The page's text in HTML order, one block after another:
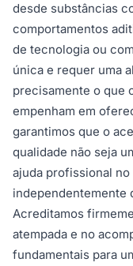
desde substâncias
comportamentos
de tecnologia ou
única e requer uma
precisamente o que
empenham em
garantimos que o
qualidade não seja
ajuda profissional
independentemente
Acreditamos
atempada e no
fundamentais para